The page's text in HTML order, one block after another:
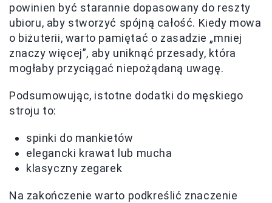
powinien być starannie dopasowany do reszty
ubioru, aby stworzyć spójną całość. Kiedy mowa
o biżuterii, warto pamiętać o zasadzie „mniej
znaczy więcej”, aby uniknąć przesady, która
mogłaby przyciągać niepożądaną uwagę.
Podsumowując, istotne dodatki do męskiego
stroju to:
spinki do mankietów
elegancki krawat lub mucha
klasyczny zegarek
Na zakończenie warto podkreślić znaczenie